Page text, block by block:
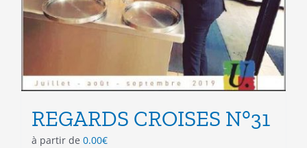
REGARDS CROISES N°31
à partir de 0.00€